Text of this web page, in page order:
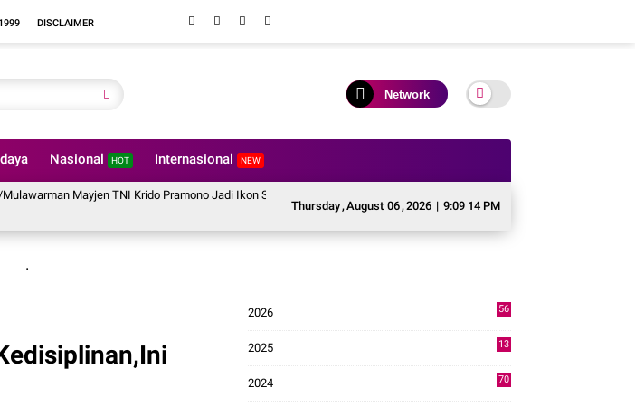
DISCLAIMER
Network
Nasional HOT Internasional NEW
Thursday,August 06,2026 | 9:09 15 PM
TNI Krido Pramono Jadi Ikon Singing Competition HUT ke 81 RI
.
2026
56
2025
13
2024
70